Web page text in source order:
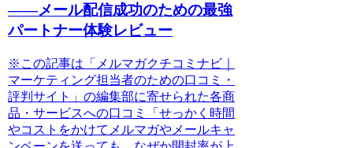
――メール配信成功のための最強
パートナー体験レビュー
※この記事は「メルマガクチコミナビ｜
マーケティング担当者のための口コミ・
評判サイト」の編集部に寄せられた各商
品・サービスへの口コミ「せっかく時間
やコストをかけてメルマガやメールキャ